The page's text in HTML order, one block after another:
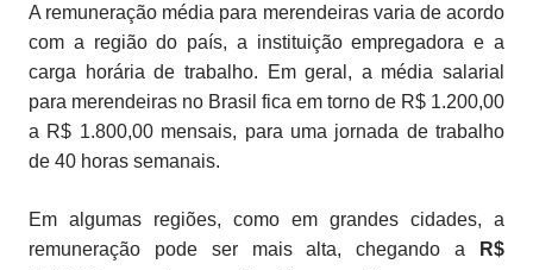
A remuneração média para merendeiras varia de acordo
com a região do país, a instituição empregadora e a
carga horária de trabalho. Em geral, a média salarial
para merendeiras no Brasil fica em torno de R$ 1.200,00
a R$ 1.800,00 mensais, para uma jornada de trabalho
de 40 horas semanais.
Em algumas regiões, como em grandes cidades, a
remuneração pode ser mais alta, chegando a
R$